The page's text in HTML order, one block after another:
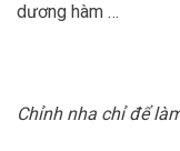
dương hàm …
Chỉnh nha chỉ để